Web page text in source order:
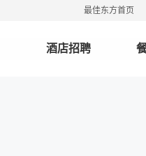
最佳东方首页
酒店招聘